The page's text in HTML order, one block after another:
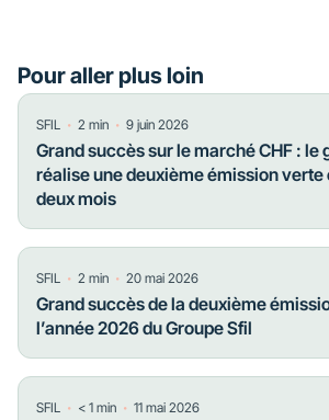
Pour aller plus loin
SFIL ・ 2 min ・ 9 juin 2026
Grand succès sur le marché CHF : le
réalise une deuxième émission verte
deux mois
SFIL ・ 2 min ・ 20 mai 2026
Grand succès de la deuxième
l’année 2026 du Groupe Sfil
SFIL ・ < 1 min ・ 11 mai 2026